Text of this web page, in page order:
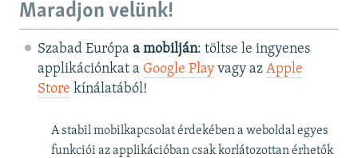
Maradjon velünk!
Szabad Európa a mobilján: töltse le ingyenes
applikációnkat a Google Playvagy az Apple
Store kínálatából!
A stabil mobilkapcsolat érdekében a weboldal egyes
funkciói az applikációban csak korlátozottan érhetők